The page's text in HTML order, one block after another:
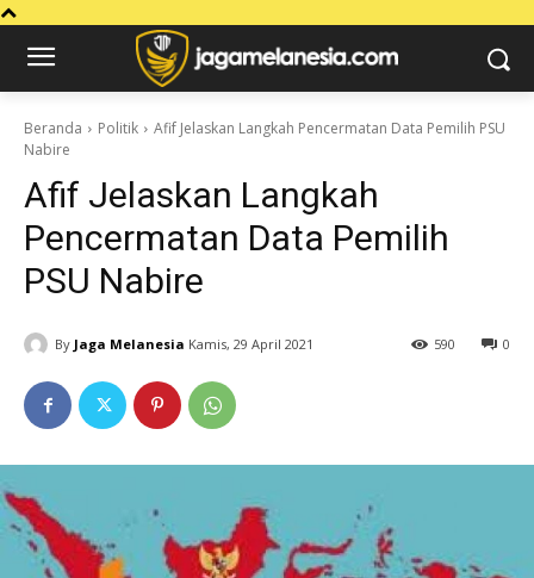
Beranda Politik
Afif Jelaskan Langkah Pencermatan Data Pemilih PSU
Nabire
Afif Jelaskan Langkah
Pencermatan Data Pemilih
PSU Nabire
By Jaga Melanesia Kamis, 29 April 2021 0
590